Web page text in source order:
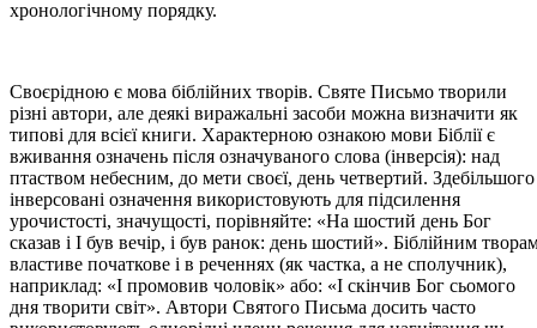
хронологічному порядку.
Своєрідною є мова біблійних творів. Святе Письмо творили
різні автори, але деякі виражальні засоби можна визначити як
типові для всієї книги. Характерною ознакою мови Біблії є
вживання означень після означуваного слова (інверсія): над
птаством небесним, до мети своєї, день четвертий. Здебільшого
інверсовані означення використовують для підсилення
урочистості, значущості, порівняйте: «На шостий день Бог
сказав і І був вечір, і був ранок: день шостий». Біблійним
властиве початкове і в реченнях (як частка, а не сполучник),
наприклад: «І промовив чоловік» або: «І скінчив Бог сьомого
дня творити світ». Автори Святого Письма досить часто